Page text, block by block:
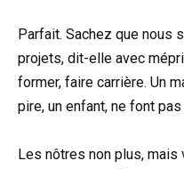
Parfait. Sachez que nous
projets, dit-elle avec
former, faire carrière. Un
pire, un enfant, ne font
Les nôtres non plus,